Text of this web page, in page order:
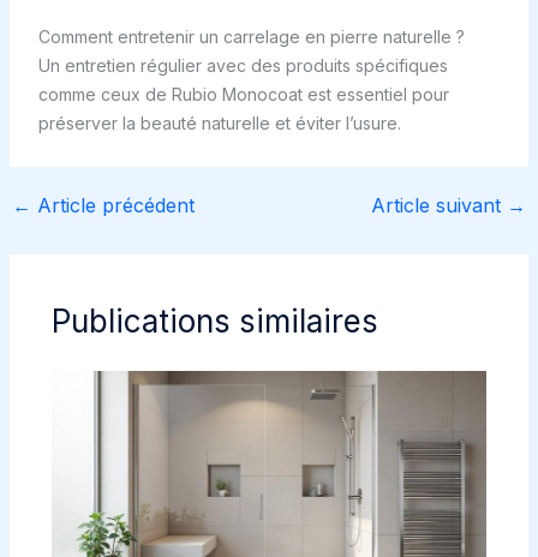
Comment entretenir un carrelage en pierre naturelle ?
Un entretien régulier avec des produits spécifiques
comme ceux de Rubio Monocoat est essentiel pour
préserver la beauté naturelle et éviter l’usure.
← Article précédent Article suivant →
Publications similaires